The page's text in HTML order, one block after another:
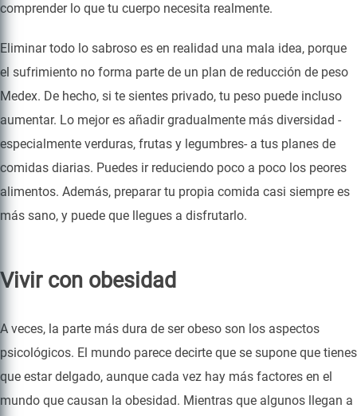
comprender lo que tu cuerpo necesita realmente.
Eliminar todo lo sabroso es en realidad una mala idea, porque
el sufrimiento no forma parte de un plan de reducción de peso
Medex. De hecho, si te sientes privado, tu peso puede incluso
aumentar. Lo mejor es añadir gradualmente más diversidad -
especialmente verduras, frutas y legumbres- a tus planes de
comidas diarias. Puedes ir reduciendo poco a poco los peores
alimentos. Además, preparar tu propia comida casi siempre es
más sano, y puede que llegues a disfrutarlo.
Vivir con obesidad
A veces, la parte más dura de ser obeso son los aspectos
psicológicos. El mundo parece decirte que se supone que tienes
que estar delgado, aunque cada vez hay más factores en el
mundo que causan la obesidad. Mientras que algunos llegan a